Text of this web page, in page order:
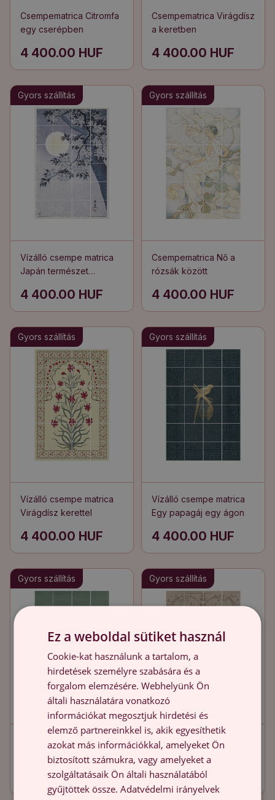
Csempematrica Citromfa
egy cserépben
4 400.00 HUF
Csempematrica Virágdísz
a keretben
4 400.00 HUF
Gyors szállítás
Vízálló csempe matrica
Japán természet
4 400.00 HUF
Gyors szállítás
Csempematrica Nő a
rózsák között
4 400.00 HUF
Gyors szállítás
Vízálló csempe matrica
Virágdísz kerettel
4 400.00 HUF
Gyors szállítás
Vízálló csempe matrica
Egy papagáj egy ágon
4 400.00 HUF
Gyors szállítás
Vízálló csempe matrica
Virágcsokor a kertben
4 400.00 HUF
Gyors szállítás
Vízálló csempe matrica
Angyalok ajándékokkal
4 400.00 HUF
Ez a weboldal sütiket használ
Cookie-kat használunk a tartalom, a
hirdetések személyre szabására és a
forgalom elemzésére. Webhelyünk Ön
általi használatára vonatkozó
információkat megosztjuk hirdetési és
elemző partnereinkkel is, akik egyesíthetik
azokat más információkkal, amelyeket Ön
biztosított számukra, vagy amelyeket a
szolgáltatásaik Ön általi használatából
gyűjtöttek össze.Adatvédelmi irányelvek